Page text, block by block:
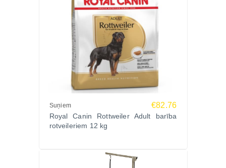
Suņiem €82.76
Royal Canin Rottweiler Adult barība
rotveileriem 12 kg